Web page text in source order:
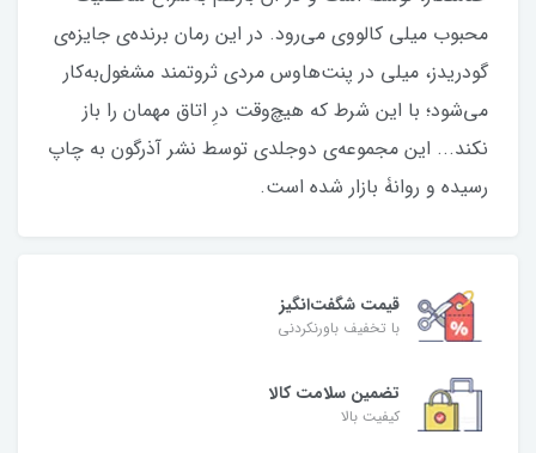
محبوب میلی کالووی می‌رود. در این رمان برنده‌ی جایزه‌ی
گودریدز، میلی در پنت‌هاوس مردی ثروتمند مشغول‌به‌کار
می‌شود؛ با این شرط که هیچ‌وقت درِ اتاق مهمان را باز
نکند... این مجموعه‌ی دوجلدی توسط نشر آذرگون به چاپ
رسیده و روانۀ بازار شده است.
قیمت شگفت‌انگیز
با تخفیف باورنکردنی
تضمین سلامت کالا
کیفیت بالا